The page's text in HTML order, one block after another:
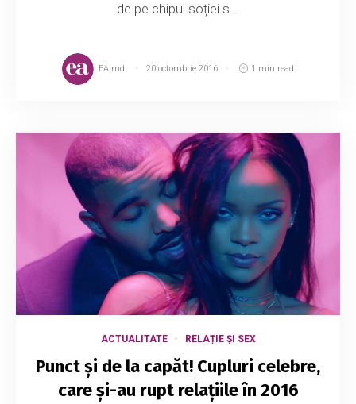
de pe chipul soției s...
EA.md 20 octombrie 2016 1 min read
ACTUALITATE RELAȚIE ȘI SEX
Punct și de la capăt! Cupluri celebre,
care și-au rupt relațiile în 2016